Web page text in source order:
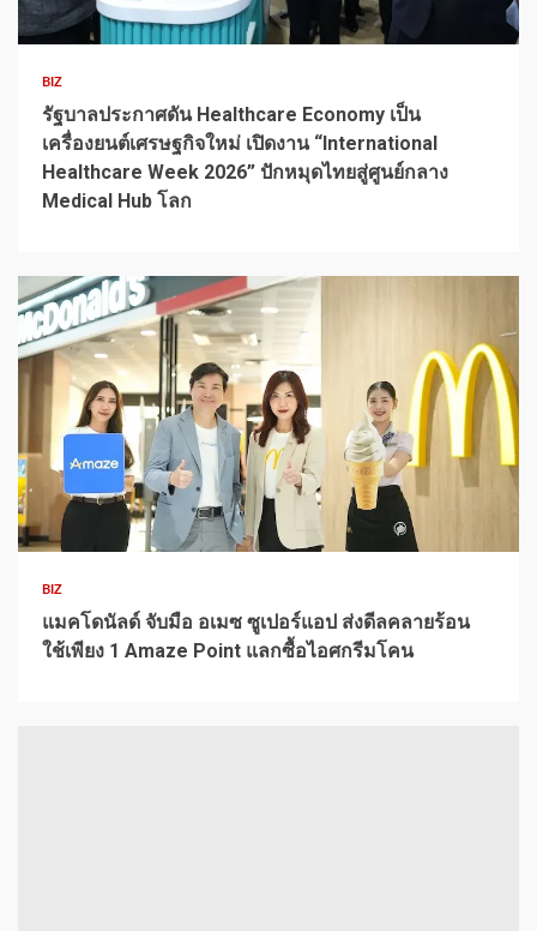
1 min read
BIZ
รัฐบาลประกาศดัน Healthcare Economy เป็น
เครื่องยนต์เศรษฐกิจใหม่ เปิดงาน “International
Healthcare Week 2026” ปักหมุดไทยสู่ศูนย์กลาง
Medical Hub โลก
1 min read
BIZ
แมคโดนัลด์ จับมือ อเมซ ซูเปอร์แอป ส่งดีลคลายร้อน
ใช้เพียง 1 Amaze Point แลกซื้อไอศกรีมโคน